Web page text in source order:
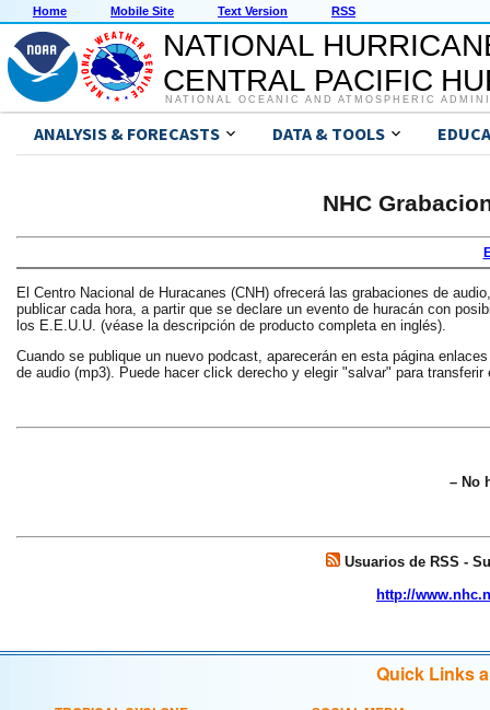
Home Mobile Site Text Version RSS
NATIONAL
CENTRAL PACIFIC
NATIONAL OCEANIC AND ATMOSPHERIC
ANALYSIS & FORECASTS DATA & TOOLS
NHC
El Centro Nacional de Huracanes (CNH) ofrecerá las grabaciones de
publicar cada hora, a partir que se declare un evento de huracán con
los E.E.U.U. (véase la descripción de producto completa en inglés).
Cuando se publique un nuevo podcast, aparecerán en esta página
de audio (mp3). Puede hacer click derecho y elegir "salvar" para
– No
Usuarios de RSS -
http://
Quick Links